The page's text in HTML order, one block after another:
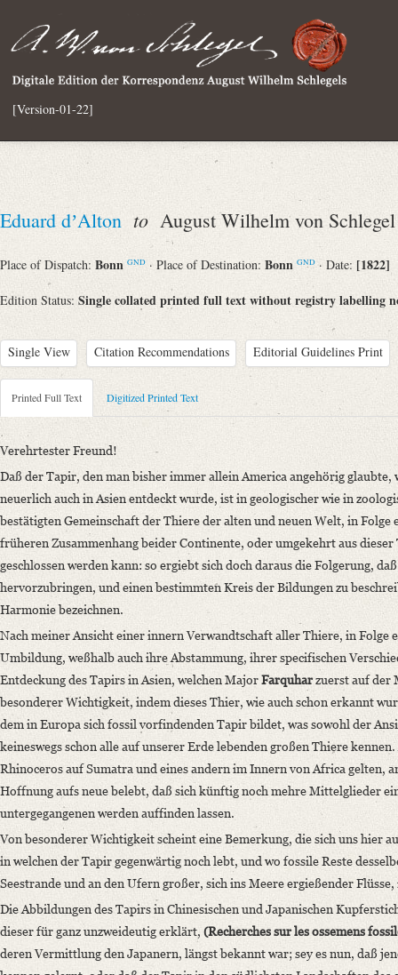
[Version-01-22]
Eduard dʼAlton to August Wilhelm von Schlegel
Place of Dispatch: Bonn GND · Place of Destination: Bonn GND · Date: [1822]
Edition Status: Single collated printed full text without registry labelling
Single View Citation Recommendations Editorial Guidelines Print
Metadata Concerning Header
Sender: Eduard dʼAlton
Recipient: August Wilhelm von Schlegel
Place of Dispatch: Bonn
Place of Destination: Bonn
Date: [1822]
Notations: Datum sowie Absende- und Empfangsort erschlossen.
Printed Text
Bibliography: Indische Bibliothek. Eine Zeitschrift von August
Incipit: „Verehrtester Freund!
Daß der Tapir, den man bisher immer allein America angehörig
Language
German
Printed Full Text Digitized Printed Text
Verehrtester Freund!
Daß der Tapir, den man bisher immer allein America angehörig
neuerlich auch in Asien entdeckt wurde, ist in geologischer wie in
bestätigten Gemeinschaft der Thiere der alten und neuen Welt, in
früheren Zusammenhang beider Continente, oder umgekehrt aus
geschlossen werden kann: so ergiebt sich doch daraus die Folgerung,
hervorzubringen, und einen bestimmten Kreis der Bildungen zu
Harmonie bezeichnen.
Nach meiner Ansicht einer innern Verwandtschaft aller Thiere, in
Umbildung, weßhalb auch ihre Abstammung, ihrer specifischen
Entdeckung des Tapirs in Asien, welchen MajorFarquharzuerst auf der
besonderer Wichtigkeit, indem dieses Thier, wie auch schon erkannt
dem in Europa sich fossil vorfindenden Tapir bildet, was sowohl der
keineswegs schon alle auf unserer Erde lebenden großen Thiere
Rhinoceros auf Sumatra und eines andern im Innern von Africa gelten,
Hoffnung aufs neue belebt, daß sich künftig noch mehre Mittelglieder
untergegangenen werden auffinden lassen.
Von besonderer Wichtigkeit scheint eine Bemerkung, die sich uns hier
in welchen der Tapir gegenwärtig noch lebt, und wo fossile Reste
Seestrande und an den Ufern großer, sich ins Meere ergießender
Die Abbildungen des Tapirs in Chinesischen und Japanischen
dieser für ganz unzweideutig erklärt, (Recherches sur les ossemens
deren Vermittlung den Japanern, längst bekannt war; sey es nun, daß